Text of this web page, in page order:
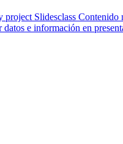
project Slidesclass Contenido
e información en